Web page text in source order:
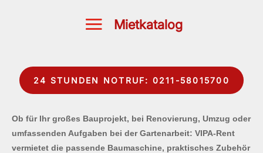
24 STUNDEN NOTRUF: 0211-58015700
Ob für Ihr großes Bauprojekt, bei Renovierung, Umzug oder
umfassenden Aufgaben bei der Gartenarbeit: VIPA-Rent
vermietet die passende Baumaschine, praktisches Zubehör